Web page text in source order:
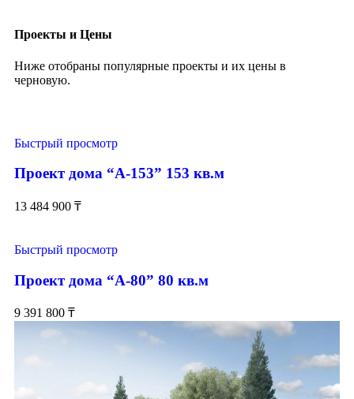
Проекты и Цены
Ниже отобраны популярные проекты и их цены в
черновую.
Быстрый просмотр
Проект дома “А-153” 153 кв.м
13 484 900 ₸
Быстрый просмотр
Проект дома “А-80” 80 кв.м
9 391 800 ₸